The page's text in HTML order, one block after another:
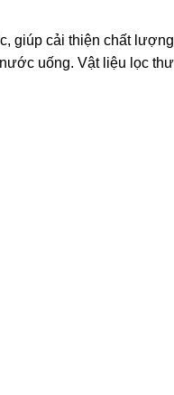
giúp cải thiện chất
uống. Vật liệu lọc